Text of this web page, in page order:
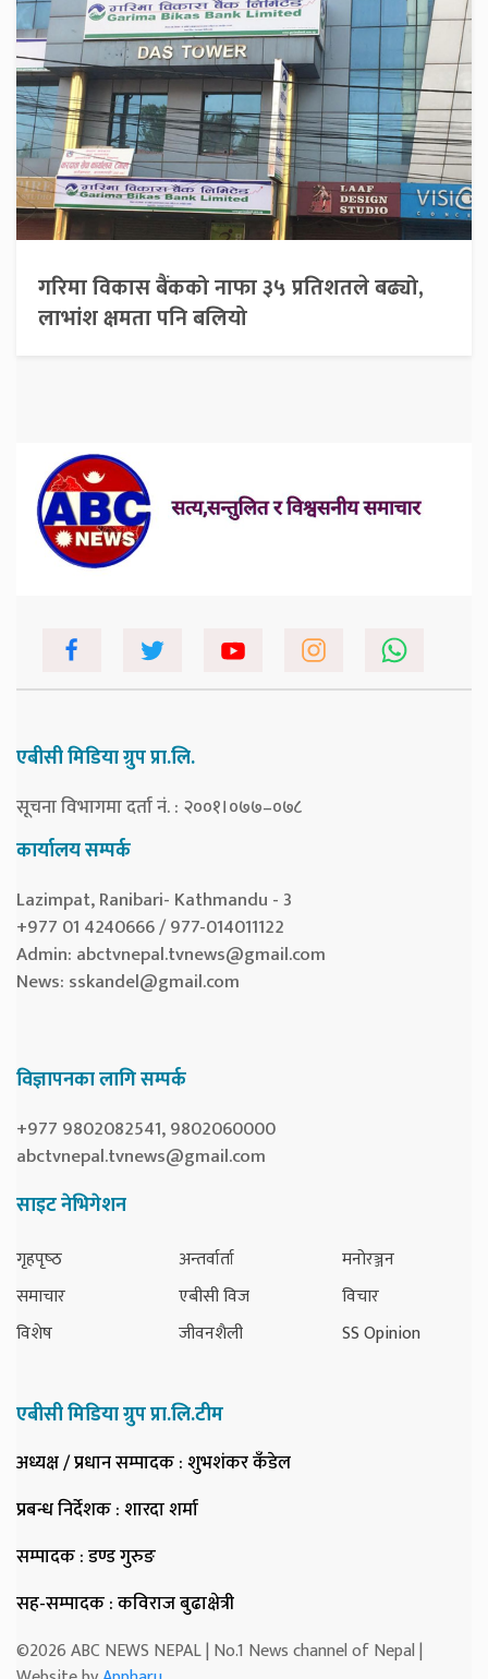
गरिमा विकास बैंकको नाफा ३५ प्रतिशतले बढ्यो,
लाभांश क्षमता पनि बलियो
एबीसी मिडिया ग्रुप प्रा.लि.
सूचना विभागमा दर्ता नं. : २००१।०७७–०७८
कार्यालय सम्पर्क
Lazimpat, Ranibari- Kathmandu - 3
+977 01 4240666 / 977-014011122
Admin: abctvnepal.tvnews@gmail.com
News: sskandel@gmail.com
विज्ञापनका लागि सम्पर्क
+977 9802082541, 9802060000
abctvnepal.tvnews@gmail.com
साइट नेभिगेशन
गृहपृष्‍ठ
समाचार
विशेष
अन्तर्वार्ता
एबीसी विज
जीवनशैली
मनोरञ्जन
विचार
SS Opinion
एबीसी मिडिया ग्रुप प्रा.लि.टीम
अध्यक्ष / प्रधान सम्पादक: शुभशंकर कँडेल
प्रबन्ध निर्देशक: शारदा शर्मा
सम्पादक: डण्ड गुरुङ
सह-सम्पादक: कविराज बुढाक्षेत्री
©2026 ABC NEWS NEPAL | No.1 News channel of Nepal |